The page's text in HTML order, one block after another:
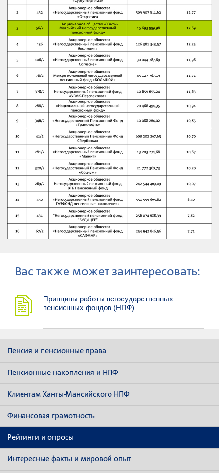
Ваc также может заинтересовать:
Принципы работы негосударственных
пенсионных фондов (НПФ)
Пенсия и пенсионные права
Пенсионные накопления и НПФ
Клиентам Ханты-Мансийского НПФ
Финансовая грамотность
Рейтинги и опросы
Интересные факты и мировой опыт